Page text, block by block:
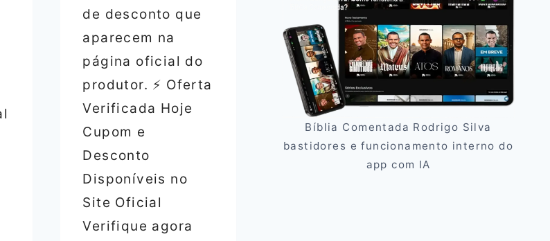
de desconto que
aparecem na
página oficial do
produtor. ⚡ Oferta
Verificada Hoje
Cupom e
Desconto
Disponíveis no
Site Oficial
Verifique agora
Bíblia Comentada Rodrigo Silva
bastidores e funcionamento interno do
app com IA